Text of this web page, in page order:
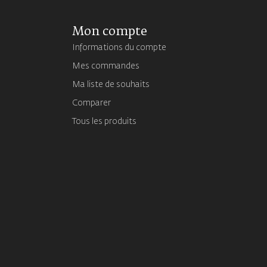
Mon compte
Informations du compte
Mes commandes
Ma liste de souhaits
Comparer
Tous les produits